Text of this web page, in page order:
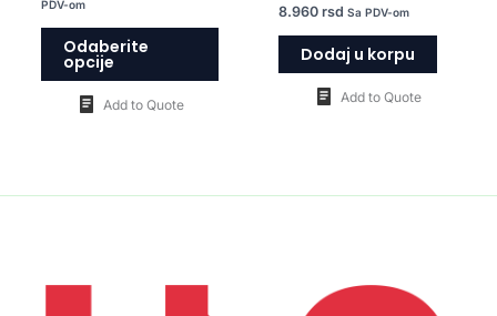
PDV-om
Odaberite
opcije
Add to Quote
8.960 rsd Sa PDV-om
Dodaj u korpu
Add to Quote